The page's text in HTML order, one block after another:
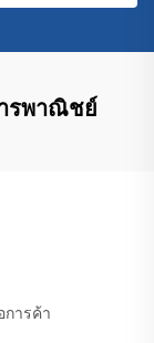
รพาณิชย์
การค้า